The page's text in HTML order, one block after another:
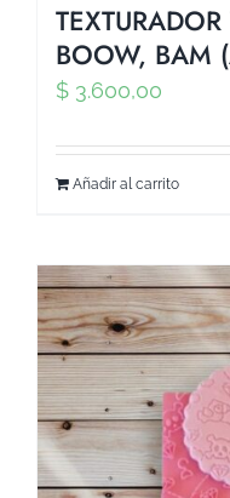
BOOW, BAM
$ 3.600,00
Añadir al carrito